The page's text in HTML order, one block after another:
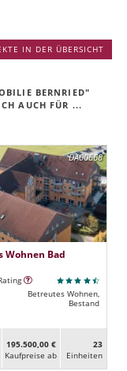
IN DER ÜBERSICHT
BERNRIED"
AUCH FÜR ...
DA00668
Wohnen Bad
Betreutes Wohnen,
Bestand
195.500,00 €
Kaufpreise ab
23
Ein­heiten